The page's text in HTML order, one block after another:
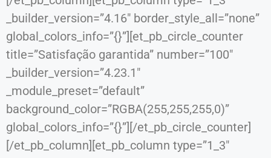
_builder_version=”4.16″ border_style_all=”none”
global_colors_info=”{}”][et_pb_circle_counter
title=”Satisfação garantida” number=”100″
_builder_version=”4.23.1″
_module_preset=”default”
background_color=”RGBA(255,255,255,0)”
global_colors_info=”{}”][/et_pb_circle_counter]
[/et_pb_column][et_pb_column type=”1_3″